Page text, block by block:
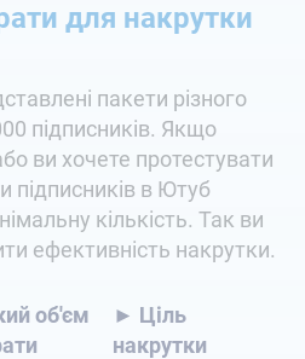
для накрутки
пакети різного
підписників. Якщо
ви хочете протестувати
підписників в Ютуб
кількість. Так ви
ефективність накрутки.
об'єм
► Ціль
накрутки